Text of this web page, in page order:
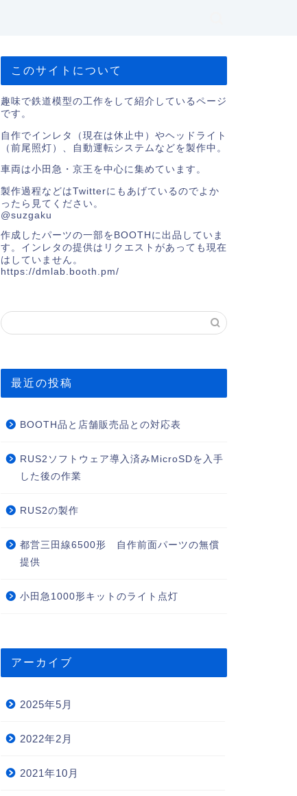
このサイトについて
趣味で鉄道模型の工作をして紹介しているページ
です。
自作でインレタ（現在は休止中）やヘッドライト
（前尾照灯）、自動運転システムなどを製作中。
車両は小田急・京王を中心に集めています。
製作過程などはTwitterにもあげているのでよか
ったら見てください。
@suzgaku
作成したパーツの一部をBOOTHに出品していま
す。インレタの提供はリクエストがあっても現在
はしていません。
https://dmlab.booth.pm/
最近の投稿
BOOTH品と店舗販売品との対応表
RUS2ソフトウェア導入済みMicroSDを入手
した後の作業
RUS2の製作
都営三田線6500形 自作前面パーツの無償
提供
小田急1000形キットのライト点灯
アーカイブ
2025年5月
2022年2月
2021年10月